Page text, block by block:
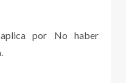
por No haber